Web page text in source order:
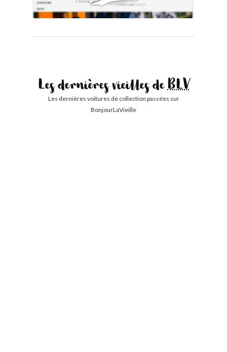
Les dernières vieilles deBLV
Les dernières voitures de collection passées sur
BonjourLaVieille